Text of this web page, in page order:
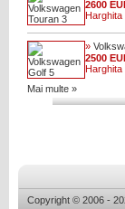
2600
Harghita
»
2500
Harghita
Mai multe »
Copyright © 2006 -